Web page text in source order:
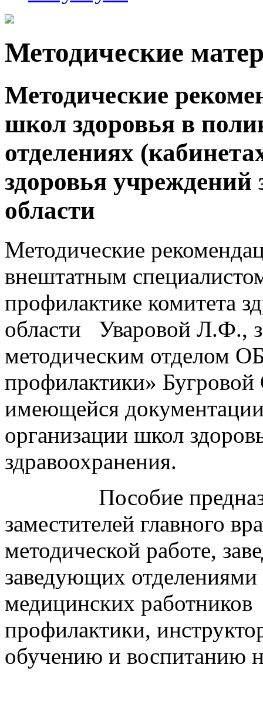
Методические
Методические
школ здоровья в
отделениях
здоровья учреждений
области
Методические
внештатным
профилактике комитета
области
Уваровой Л.Ф.,
методическим отделом
профилактики»
имеющейся
организации школ
здравоохранения.
Пособие
заместителей главного
методической работе,
заведующих
медицинских работников
профилактики,
обучению и воспитанию